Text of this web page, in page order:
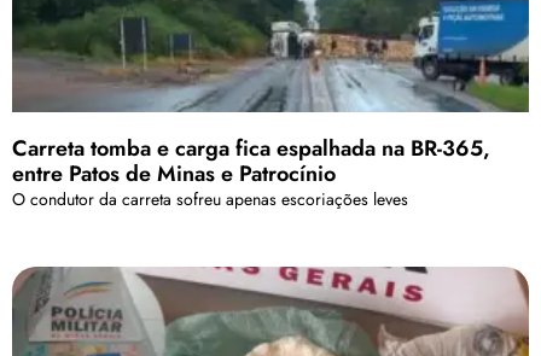
Carreta tomba e carga fica espalhada na BR-365,
entre Patos de Minas e Patrocínio
O condutor da carreta sofreu apenas escoriações leves